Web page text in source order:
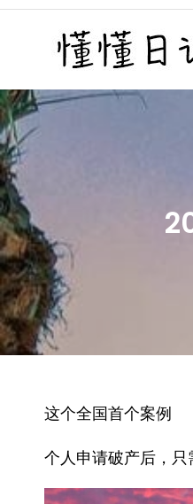
Skip
这个全国首个案例
个人申请破产后，